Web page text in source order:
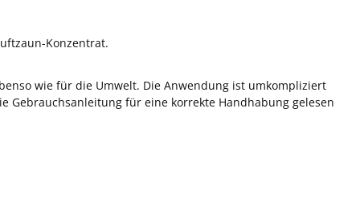
Konzentrat.
wie für die Umwelt. Die Anwendung ist umkompliziert
Gebrauchsanleitung für eine korrekte Handhabung gelesen